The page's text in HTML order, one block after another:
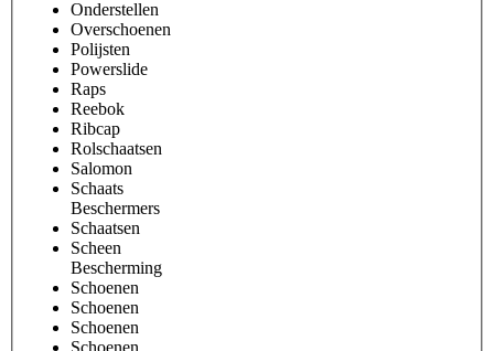
Onderstellen
Overschoenen
Polijsten
Powerslide
Raps
Reebok
Ribcap
Rolschaatsen
Salomon
Schaats
Beschermers
Schaatsen
Scheen
Bescherming
Schoenen
Schoenen
Schoenen
Schoenen